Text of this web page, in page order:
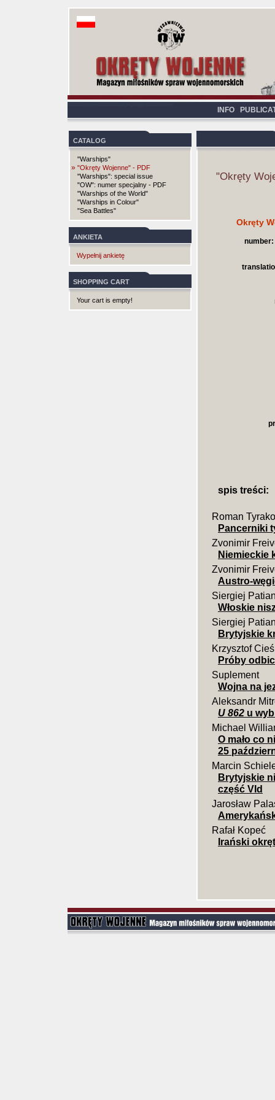
INFO
CATALOG
"Warships"
» "Okręty Wojenne" - PDF
"Warships": special issue
"OW": numer specjalny - PDF
"Warships of the World"
"Warships in Colour"
"Sea Battles"
ANKIETA
Wypełnij ankietę
SHOPPING CART
Your cart is empty!
"Okręty
Okręty
number:
spis treści:
Roman
Pancerniki
Zvonimir
Niemieckie
Zvonimir
Austro-
Siergiej
Włoskie
Siergiej
Brytyjskie
Krzysztof
Próby
Suplement
Wojna na
Aleksandr
U 862 u
Michael
O mało co
25
Marcin
Brytyjskie
część VId
Jarosław
Rafał Kopeć
Irański